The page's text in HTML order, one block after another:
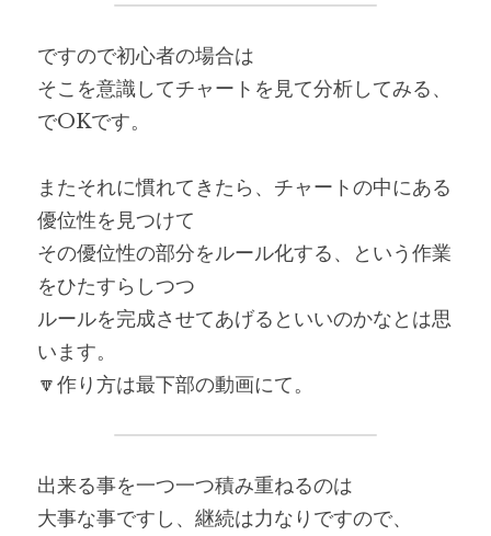
ですので初心者の場合は
そこを意識してチャートを見て分析してみる、
でOKです。
またそれに慣れてきたら、チャートの中にある
優位性を見つけて
その優位性の部分をルール化する、という作業
をひたすらしつつ
ルールを完成させてあげるといいのかなとは思
います。
🔽作り方は最下部の動画にて。
出来る事を一つ一つ積み重ねるのは
大事な事ですし、継続は力なりですので、